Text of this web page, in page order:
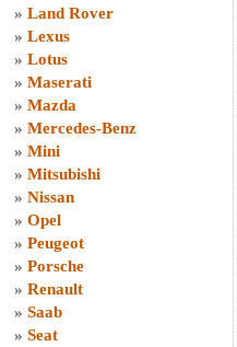
» Land Rover
» Lexus
» Lotus
» Maserati
» Mazda
» Mercedes-Benz
» Mini
» Mitsubishi
» Nissan
» Opel
» Peugeot
» Porsche
» Renault
» Saab
» Seat